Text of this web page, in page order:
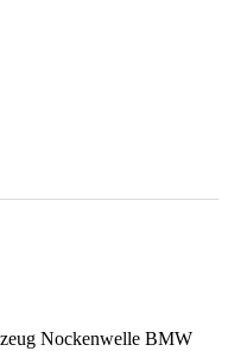
Nockenwelle BMW